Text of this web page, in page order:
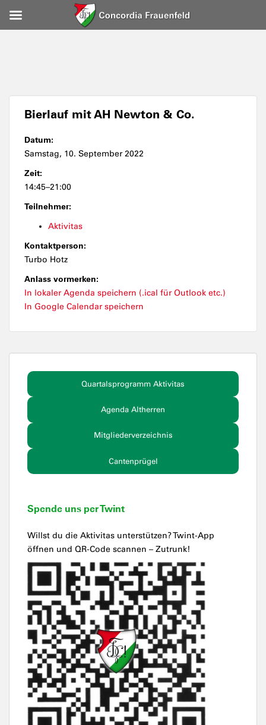
Bierlauf mit AH Newton & Co.
Datum:
Samstag, 10. September 2022
Zeit:
14:45–21:00
Teilnehmer:
Aktivitas
Kontaktperson:
Turbo Hotz
Anlass vormerken:
In lokaler Agenda speichern (.ical für Outlook etc.)
In Google Calendar speichern
Quartalsprogramm Aktivitas
Agenda Altherren
Mitgliederverzeichnis
Cantenprügel
Spende uns per Twint
Willst du die Aktivitas unterstützen? Twint-App
öffnen und QR-Code scannen – Zutrunk!